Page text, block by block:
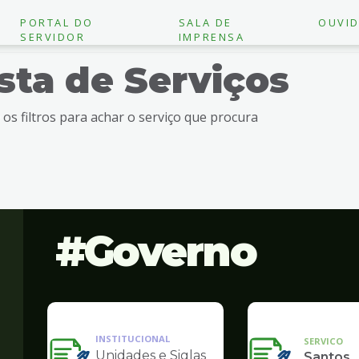
PORTAL DO
SERVIDOR
SALA DE
IMPRENSA
de Serviços
os filtros para achar o serviço que procura
Governo
INSTITUCIONAL
Unidades e Siglas
SERVICO